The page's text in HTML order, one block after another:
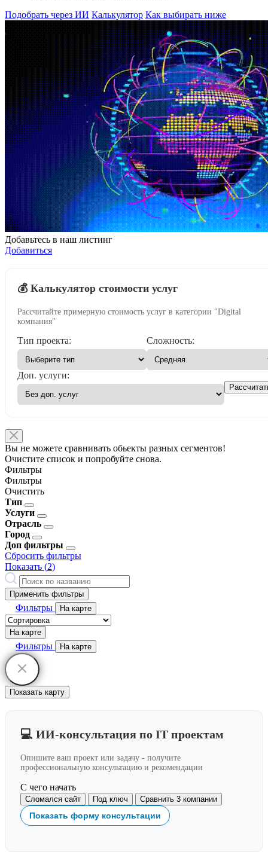
Подобрать через ИИ Калькулятор Как выбирать ниже
Добавьтесь в наш листинг
Добавиться
💰 Калькулятор стоимости услуг
Рассчитайте примерную стоимость услуг в категории "Digital
компания"
Тип проекта: Сложность:
Доп. услуги:
Вы не можете сравнивать обьекты разных сегментов!
Очистите список и попробуйте снова.
Фильтры
Фильтры
Очистить
Тип
Услуги
Отрасль
Город
Доп фильтры
Сбросить фильтры
Показать (2)
Применить фильтры
Фильтры На карте
На карте
Фильтры На карте
Показать карту
💻 ИИ-консультация по IT проектам
Опишите ваш проект или задачу - получите
профессиональную консультацию и рекомендации
С чего начать
Сломался сайт Под ключ Сравнить 3 компании
Показать форму консультации